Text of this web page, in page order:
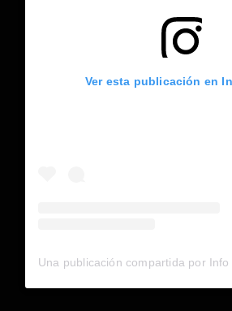
Ver esta publicación en